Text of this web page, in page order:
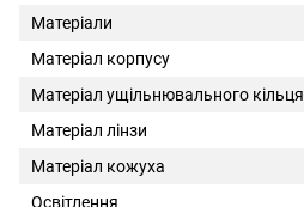
Матеріали
Матеріал корпусу
Матеріал ущільнювального кільця
Матеріал лінзи
Матеріал кожуха
Освітлення